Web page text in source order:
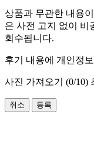
상품과 무관한 내용
은 사전 고지 없이 비
회수됩니다.
후기 내용에 개인정
사진 가져오기 (0/10)
취소 등록